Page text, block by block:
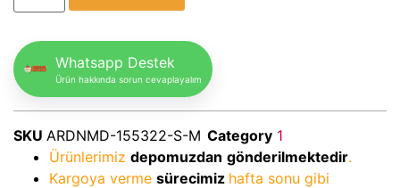
Whatsapp Destek
Ürün hakkında sorun cevaplayalım
SKU ARDNMD-155322-S-M Category 1
Ürünlerimiz depomuzdan gönderilmektedir.
Kargoya verme sürecimiz hafta sonu gibi